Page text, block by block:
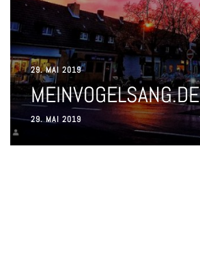
29. MAI 2019
MEINVOGELSANG.DE
29. MAI 2019